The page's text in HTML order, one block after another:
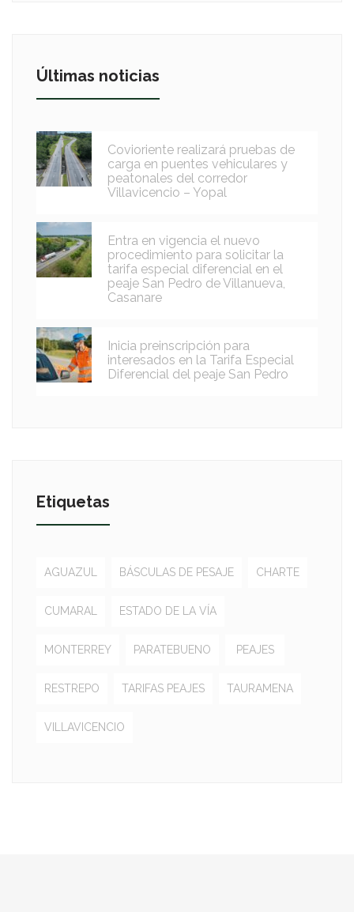
Últimas noticias
Covioriente realizará pruebas de
carga en puentes vehiculares y
peatonales del corredor
Villavicencio – Yopal
Entra en vigencia el nuevo
procedimiento para solicitar la
tarifa especial diferencial en el
peaje San Pedro de Villanueva,
Casanare
Inicia preinscripción para
interesados en la Tarifa Especial
Diferencial del peaje San Pedro
Etiquetas
AGUAZUL BÁSCULAS DE PESAJE CHARTE
CUMARAL ESTADO DE LA VÍA
MONTERREY PARATEBUENO PEAJES
RESTREPO TARIFAS PEAJES TAURAMENA
VILLAVICENCIO